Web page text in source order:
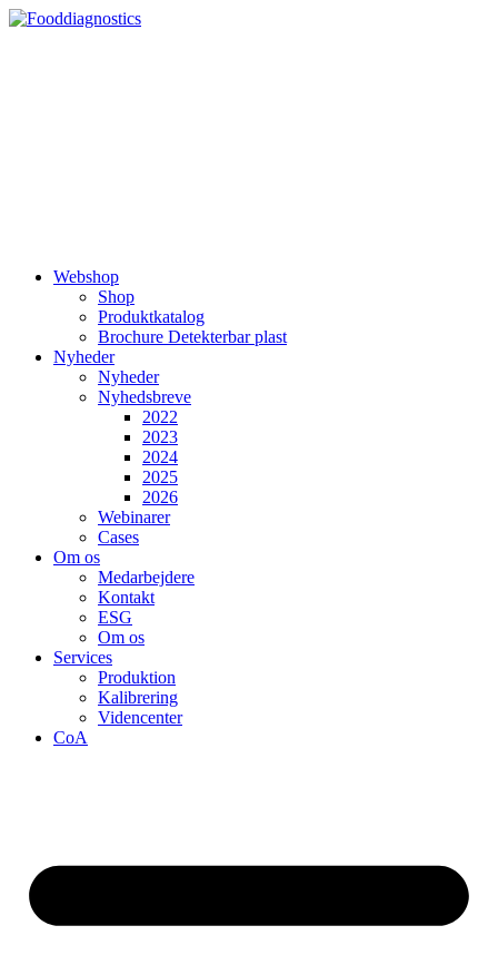
Videre
Webshop
Shop
Produktkatalog
Brochure Detekterbar plast
Nyheder
Nyheder
Nyhedsbreve
2022
2023
2024
2025
2026
Webinarer
Cases
Om os
Medarbejdere
Kontakt
ESG
Om os
Services
Produktion
Kalibrering
Videncenter
CoA